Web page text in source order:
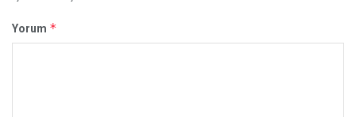
Yorum *